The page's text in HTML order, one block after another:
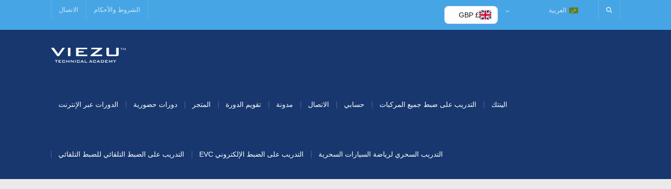
الاتصال الشروط والأحكام
£ GBP
العربية
الدورات عبر الإنترنت دورات حضورية المتجر تقويم الدورة مدونة الاتصال حسابي التدريب على ضبط جميع المركبات الينتك
التدريب على الضبط التلقائي للضبط التلقائي التدريب على الضبط الإلكتروني EVC التدريب السحري لرياضة السيارات السحرية